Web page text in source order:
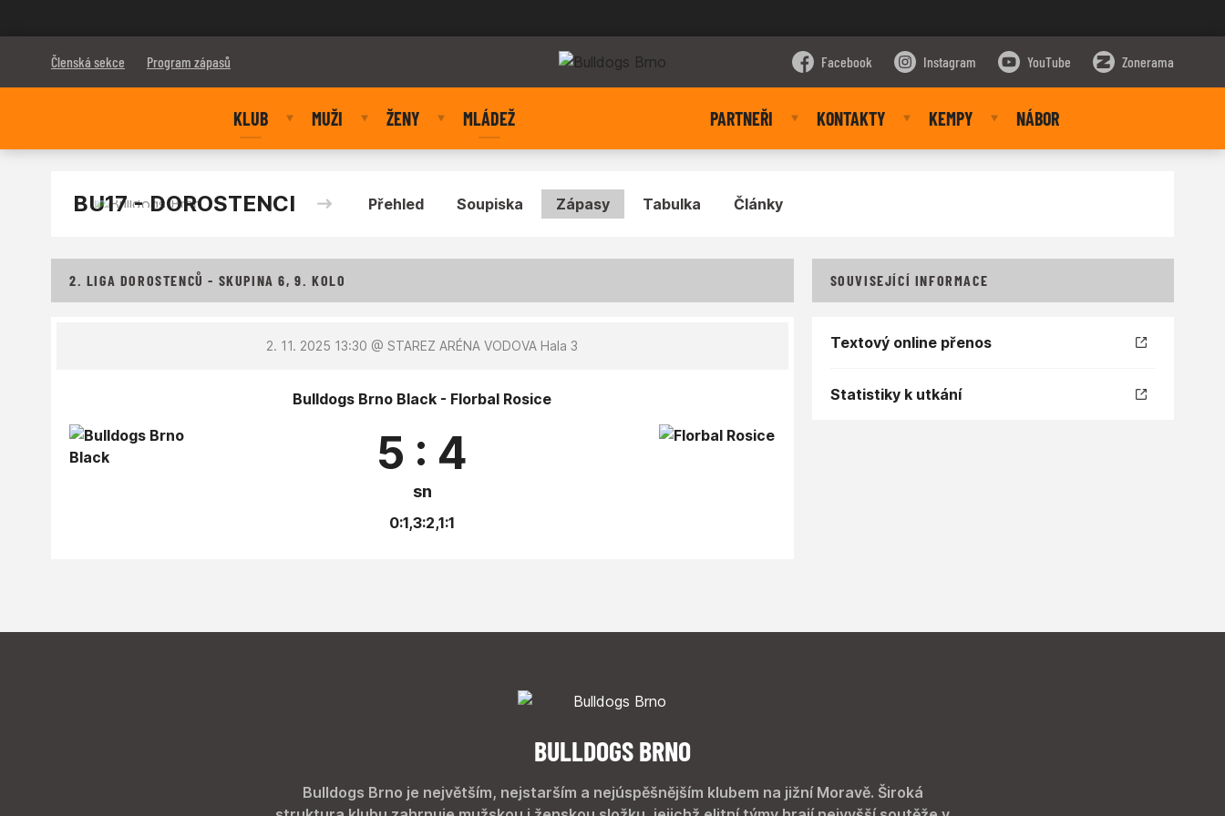
Členská sekce Program zápasů Facebook Instagram YouTube Zonerama
KLUB MUŽI ŽENY MLÁDEŽ PARTNEŘI KONTAKTY KEMPY NÁBOR
BU17 - DOROSTENCI Přehled Soupiska Zápasy Tabulka Články
2. LIGA DOROSTENCŮ - SKUPINA 6, 9. KOLO
2. 11. 2025 13:30 @ STAREZ ARÉNA VODOVA Hala 3
Bulldogs Brno Black - Florbal Rosice
5 : 4
sn
0:1,3:2,1:1
SOUVISEJÍCÍ INFORMACE
Textový online přenos
Statistiky k utkání
BULLDOGS BRNO
Bulldogs Brno je největším, nejstarším a nejúspěšnějším klubem na jižní Moravě. Široká